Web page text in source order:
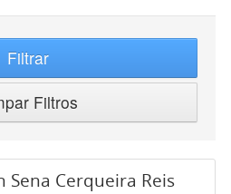
Filtrar
Filtros
Sena Cerqueira Reis